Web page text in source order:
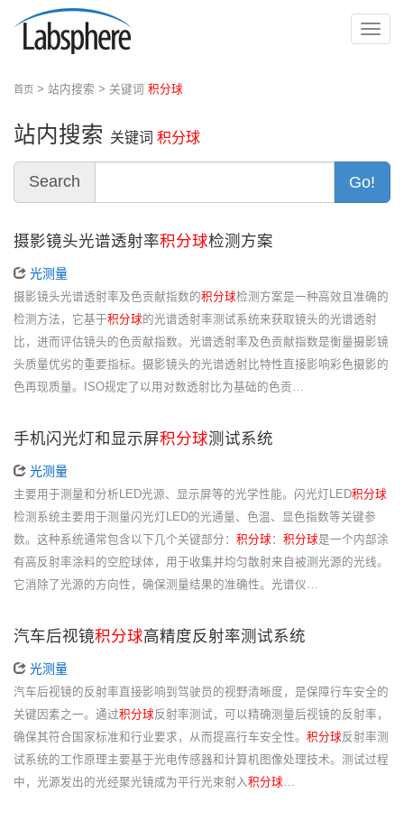
切
首页 > 站内搜索 > 关键词 积分球
站内搜索 关键词 积分球
Search Go!
摄影镜头光谱透射率积分球检测方案
光测量
摄影镜头光谱透射率及色贡献指数的积分球检测方案是一种高效且准确的
检测方法，它基于积分球 的光谱透射率测试系统来获取镜头的光谱透射
比，进而评估镜头的色贡献指数。光谱透射率及色贡献指数是衡量摄影镜
头质量优劣的重要指标。摄影镜头的光谱透射比特性直接影响彩色摄影的
色再现质量。ISO规定了以用对数透射比为基础的色贡…
手机闪光灯和显示屏积分球测试系统
光测量
主要用于测量和分析LED光源、显示屏等的光学性能。闪光灯LED积分球
检测系统主要用于测量闪光灯LED的光通量、色温、显色指数等关键参
数。这种系统通常包含以下几个关键部分： 积分球 ： 积分球是一个内部涂
有高反射率涂料的空腔球体，用于收集并均匀散射来自被测光源的光线。
它消除了光源的方向性，确保测量结果的准确性。光谱仪…
汽车后视镜积分球高精度反射率测试系统
光测量
汽车后视镜的反射率直接影响到驾驶员的视野清晰度，是保障行车安全的
关键因素之一。通过积分球反射率测试，可以精确测量后视镜的反射率，
确保其符合国家标准和行业要求，从而提高行车安全性。 积分球反射率测
试系统的工作原理主要基于光电传感器和计算机图像处理技术。测试过程
中，光源发出的光经聚光镜成为平行光束射入积分球…